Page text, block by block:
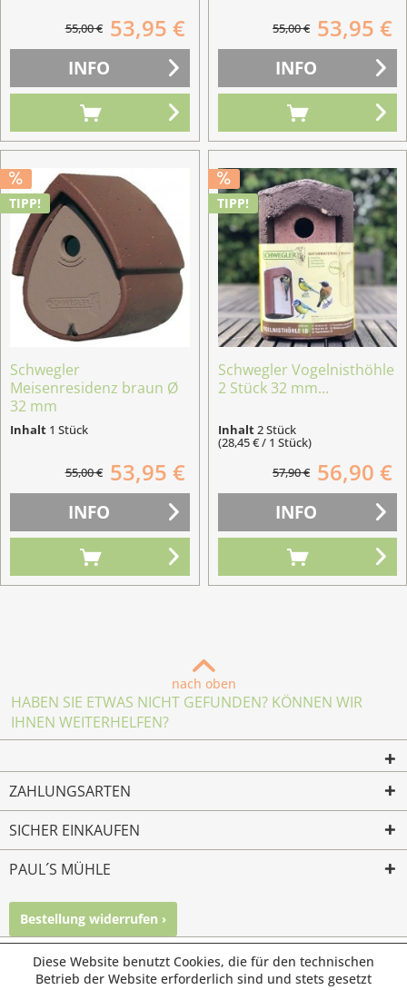
55,00 € 53,95 €
INFO
55,00 € 53,95 €
INFO
TIPP!
Schwegler
Meisenresidenz braun Ø
32 mm
Inhalt 1 Stück
55,00 € 53,95 €
INFO
TIPP!
Schwegler Vogelnisthöhle
2 Stück 32 mm...
Inhalt2 Stück
(28,45 € / 1 Stück)
57,90 € 56,90 €
INFO
nach oben
HABEN SIE ETWAS NICHT GEFUNDEN? KÖNNEN WIR
IHNEN WEITERHELFEN?
ZAHLUNGSARTEN
SICHER EINKAUFEN
PAUL´S MÜHLE
Bestellung widerrufen ›
© Paul's Mühle | Inhaber: Christof Paul e.K. | Westring 2 |
Mailkontakt Facebook Instagram
Diese Website benutzt Cookies, die für den technischen
Betrieb der Website erforderlich sind und stets gesetzt